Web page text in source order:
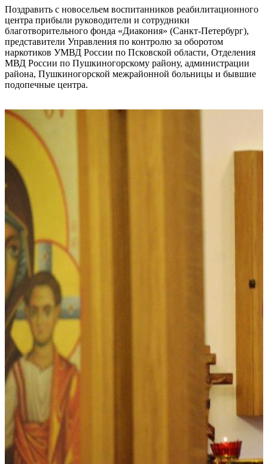
Поздравить с новосельем воспитанников реабилитационного
центра прибыли руководители и сотрудники
благотворительного фонда «Диакония» (Санкт-Петербург),
представители Управления по контролю за оборотом
наркотиков УМВД России по Псковской области, Отделения
МВД России по Пушкиногорскому району, администрации
района, Пушкиногорской межрайонной больницы и бывшие
подопечные центра.